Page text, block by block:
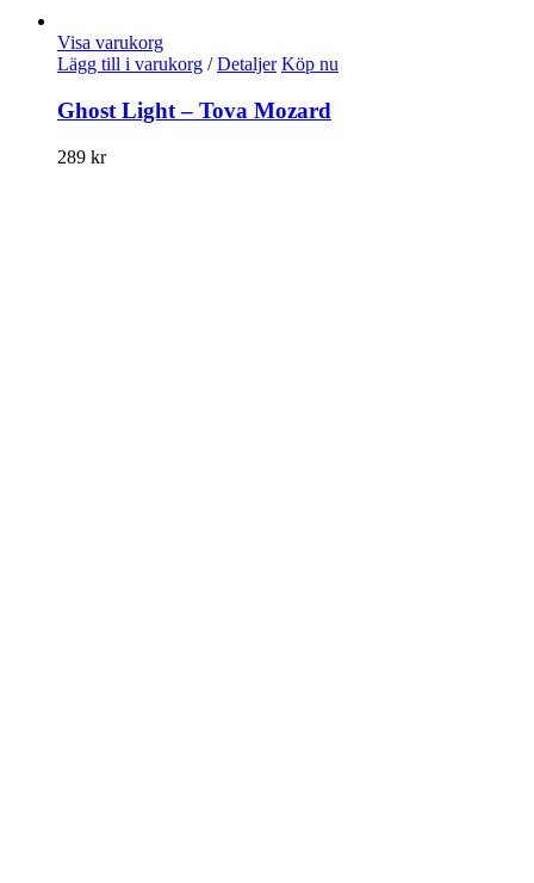
Visa varukorg
Lägg till i varukorg / Detaljer Köp nu
Ghost Light – Tova Mozard
289 kr